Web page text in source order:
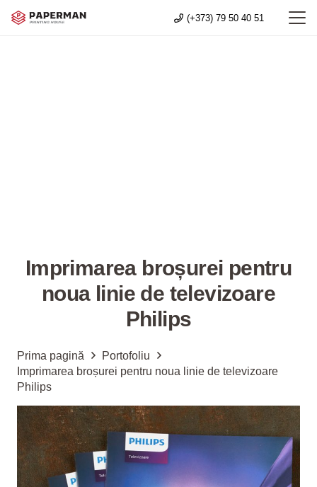
(+373) 79 50 40 51
Imprimarea broșurei pentru
noua linie de televizoare
Philips
Prima pagină
Portofoliu
Imprimarea broșurei pentru noua linie de televizoare
Philips